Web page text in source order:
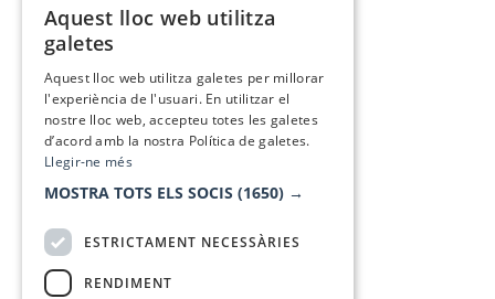
Aquest lloc web utilitza
galetes
Aquest lloc web utilitza galetes per millorar
l'experiència de l'usuari. En utilitzar el
nostre lloc web, accepteu totes les galetes
d’acord amb la nostra Política de galetes.
Llegir-ne més
MOSTRA TOTS ELS SOCIS (1650) →
ESTRICTAMENT NECESSÀRIES
RENDIMENT